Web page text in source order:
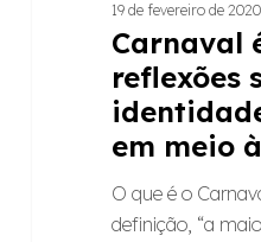
19 de fevereiro de 2020
Carnaval
reflexões
em meio
O que é o
definição, “a